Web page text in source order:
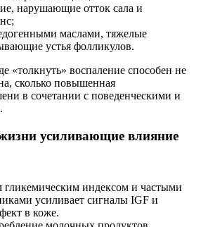
нарушающие отток сала и
маслами, тяжелые
устья фолликулов.
«толкнуть» воспаление способен не
сколько повышенная
в сочетании с поведенческими и
усиливающие влияние
гликемическим индексом и частыми
усиливает сигналы IGF и
в коже.